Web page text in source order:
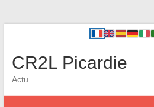
CR2L Picardie
Actu